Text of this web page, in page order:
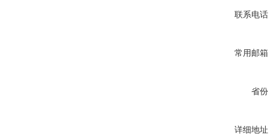
联系电话
常用邮箱
省份
详细地址